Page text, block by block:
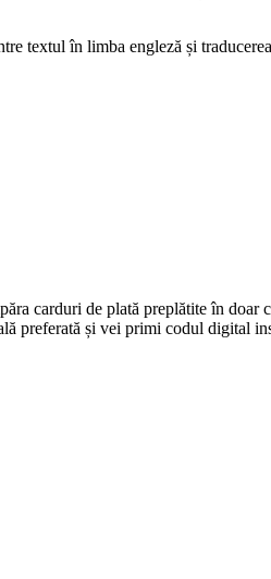
textul în limba engleză și
carduri de plată preplătite în doar
preferată și vei primi codul digital